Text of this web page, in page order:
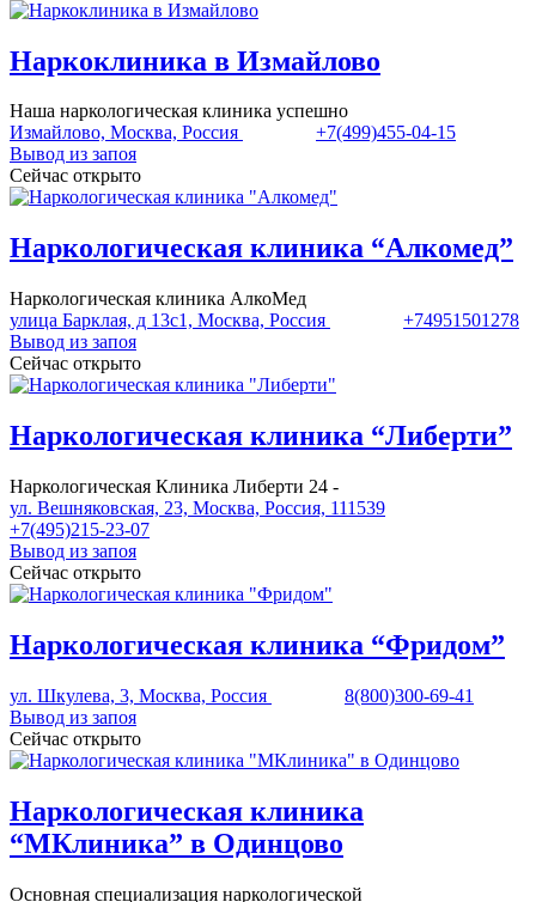
Наркоклиника в Измайлово
Наша наркологическая клиника успешно
Измайлово, Москва, Россия
+7(499)455-04-15
Вывод из запоя
Сейчас открыто
Наркологическая клиника “Алкомед”
Наркологическая клиника АлкоМед
улица Барклая, д 13с1, Москва, Россия
+74951501278
Вывод из запоя
Сейчас открыто
Наркологическая клиника “Либерти”
Наркологическая Клиника Либерти 24 -
ул. Вешняковская, 23, Москва, Россия, 111539
+7(495)215-23-07
Вывод из запоя
Сейчас открыто
Наркологическая клиника “Фридом”
ул. Шкулева, 3, Москва, Россия
8(800)300-69-41
Вывод из запоя
Сейчас открыто
Наркологическая клиника
“МКлиника” в Одинцово
Основная специализация наркологической